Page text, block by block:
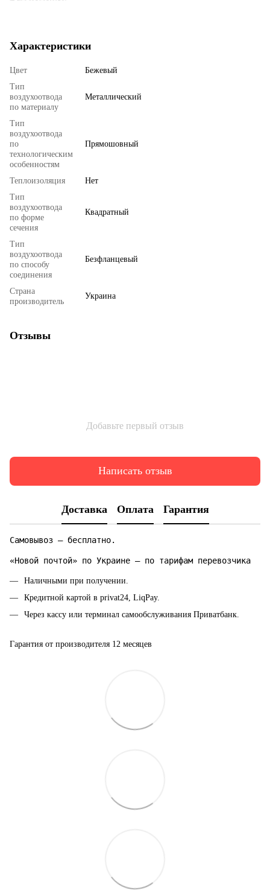
Характеристики
Цвет
Бежевый
Тип
воздухоотвода
по материалу
Металлический
Тип
воздухоотвода
по
технологическим
особенностям
Прямошовный
Теплоизоляция
Нет
Тип
воздухоотвода
по форме
сечения
Квадратный
Тип
воздухоотвода
по способу
соединения
Безфланцевый
Страна
производитель
Украина
Отзывы
Добавьте первый отзыв
Написать отзыв
Доставка Оплата Гарантия
Самовывоз — бесплатно.
«Новой почтой» по Украине — по тарифам перевозчика
Наличными при получении.
Кредитной картой в privat24, LiqPay.
Через кассу или терминал самообслуживания Приватбанк.
Гарантия от производителя 12 месяцев